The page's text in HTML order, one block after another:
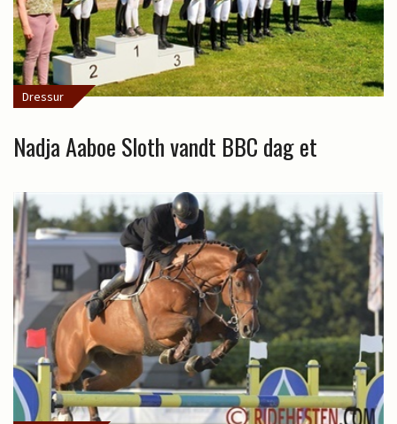
Dressur
Nadja Aaboe Sloth vandt BBC dag et